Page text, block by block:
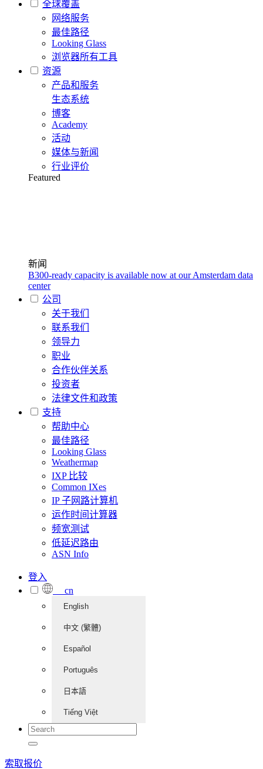
全球覆盖
网络服务
最佳路径
Looking Glass
浏览器所有工具
资源
产品和服务
生态系统
博客
Academy
活动
媒体与新闻
行业评价
Featured
新闻
B300-ready capacity is available now at our Amsterdam data
center
公司
关于我们
联系我们
领导力
职业
合作伙伴关系
投资者
法律文件和政策
支持
帮助中心
最佳路径
Looking Glass
Weathermap
IXP 比较
Common IXes
IP 子网路计算机
运作时间计算器
频宽测试
低延迟路由
ASN Info
登入
cn
English
中文 (繁體)
Español
Português
日本語
Tiếng Việt
索取报价